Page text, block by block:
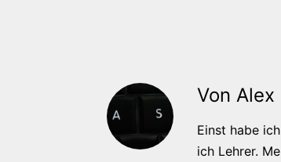
Von Alex
Einst habe
ich Lehrer.